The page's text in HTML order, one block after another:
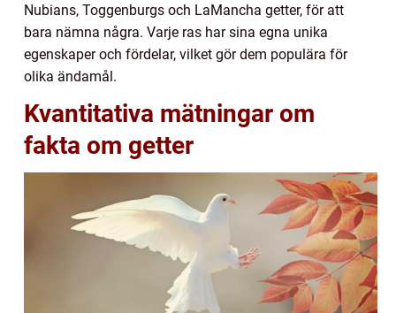
Nubians, Toggenburgs och LaMancha getter, för att
bara nämna några. Varje ras har sina egna unika
egenskaper och fördelar, vilket gör dem populära för
olika ändamål.
Kvantitativa mätningar om
fakta om getter